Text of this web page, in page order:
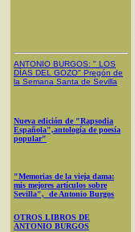
ANTONIO BURGOS: " LOS
DÍAS DEL GOZO" Pregón de
la Semana Santa de Sevilla
Nueva edición de "Rapsodia
Española",antología de poesía
popular"
"Memorias de la vieja dama:
mis mejores artículos sobre
Sevilla", de Antonio Burgos
OTROS LIBROS DE
ANTONIO BURGOS